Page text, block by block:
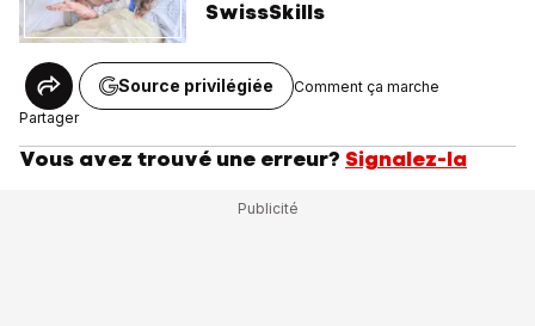
SwissSkills
Partager
Source privilégiée Comment ça marche
Vous avez trouvé une erreur? Signalez-la